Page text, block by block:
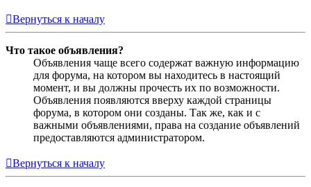
Вернуться к началу
Что такое объявления?
Объявления чаще всего содержат важную информацию
для форума, на котором вы находитесь в настоящий
момент, и вы должны прочесть их по возможности.
Объявления появляются вверху каждой страницы
форума, в котором они созданы. Так же, как и с
важными объявлениями, права на создание объявлений
предоставляются администратором.
Вернуться к началу